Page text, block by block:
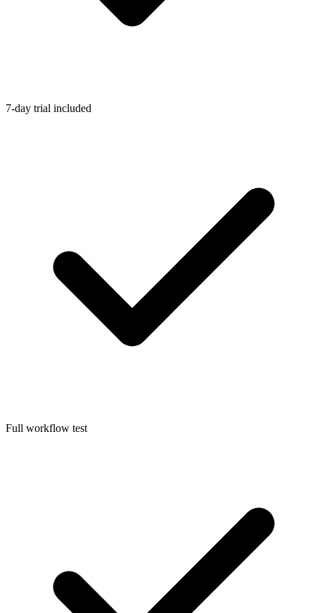
7-day trial included
Full workflow test